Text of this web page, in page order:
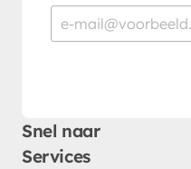
Snel naar
Services